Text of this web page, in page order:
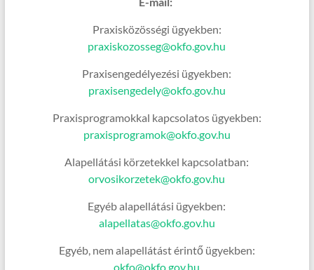
Praxisközösségi ügyekben:
praxiskozosseg@okfo.gov.hu
Praxisengedélyezési ügyekben:
praxisengedely@okfo.gov.hu
Praxisprogramokkal kapcsolatos ügyekben:
praxisprogramok@okfo.gov.hu
Alapellátási körzetekkel kapcsolatban:
orvosikorzetek@okfo.gov.hu
Egyéb alapellátási ügyekben:
alapellatas@okfo.gov.hu
Egyéb, nem alapellátást érintő ügyekben:
okfo@okfo.gov.hu